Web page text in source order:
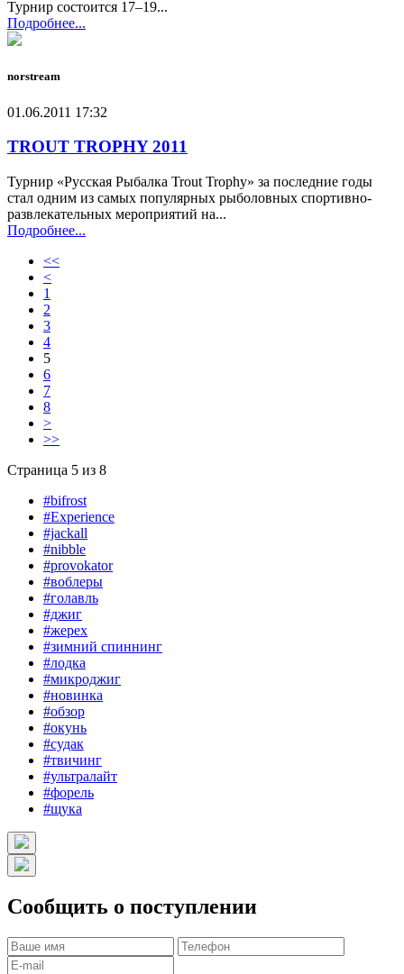
Турнир состоится 17–19...
Подробнее...
norstream
01.06.2011 17:32
TROUT TROPHY 2011
Турнир «Русская Рыбалка Trout Trophy» за последние годы
стал одним из самых популярных рыболовных спортивно-
развлекательных мероприятий на...
Подробнее...
<<
<
1
2
3
4
5
6
7
8
>
>>
Страница 5 из 8
#bifrost
#Experience
#jackall
#nibble
#provokator
#воблеры
#голавль
#джиг
#жерех
#зимний спиннинг
#лодка
#микроджиг
#новинка
#обзор
#окунь
#судак
#твичинг
#ультралайт
#форель
#щука
Сообщить о поступлении